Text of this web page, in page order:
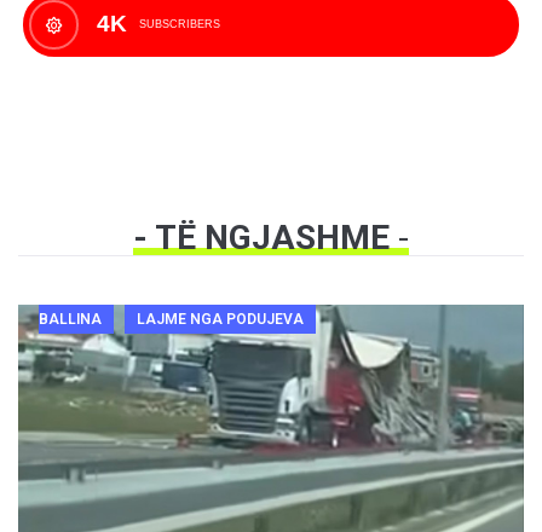
4K SUBSCRIBERS
- TË NGJASHME -
BALLINA LAJME NGA PODUJEVA